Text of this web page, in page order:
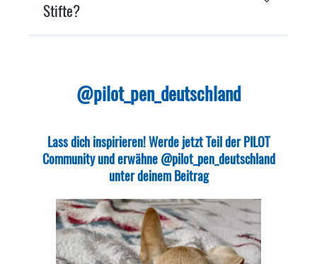
Stifte?
@pilot_pen_deutschland
Lass dich inspirieren! Werde jetzt Teil der PILOT
Community und erwähne @pilot_pen_deutschland
unter deinem Beitrag